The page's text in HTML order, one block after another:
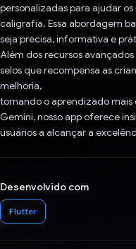
personalizadas para ajudar
caligrafia. Essa abordagem
seja precisa, informativa e
Além dos recursos
selos que recompensa as
melhoria,
tornando o aprendizado mais
Gemini, nosso app oferece
usuários a alcançar a
Desenvolvido com
Flutter